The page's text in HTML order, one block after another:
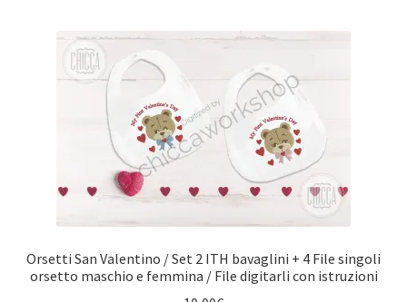
Orsetti San Valentino / Set 2 ITH bavaglini + 4 File singoli
orsetto maschio e femmina / File digitarli con istruzioni